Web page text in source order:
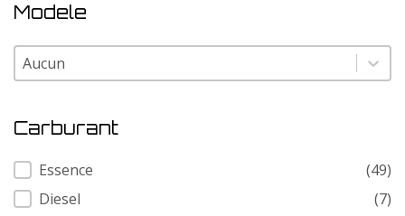
Modele
Modele
Modele
Carburant
Carburant
Essence
(49)
Diesel
(7)